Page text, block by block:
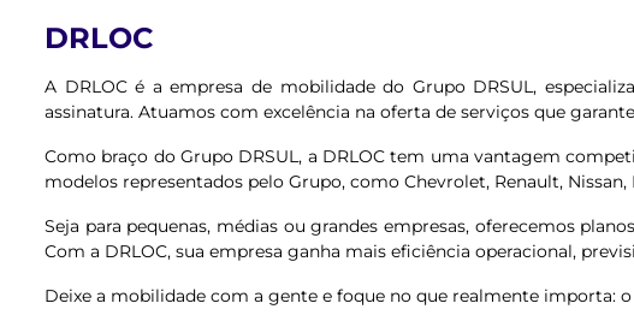
DRLOC
A DRLOC é a empresa de mobilidade do Grupo DRSUL,
assinatura. Atuamos com excelência na oferta de serviços que
Como braço do Grupo DRSUL, a DRLOC tem uma vantagem
modelos representados pelo Grupo, como Chevrolet, Renault,
Seja para pequenas, médias ou grandes empresas, oferecemos
Com a DRLOC, sua empresa ganha mais eficiência operacional,
Deixe a mobilidade com a gente e foque no que realmente importa: